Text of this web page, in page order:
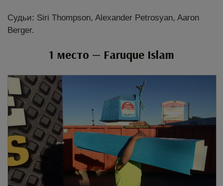
Судьи: Siri Thompson, Alexander Petrosyan, Aaron
Berger.
1 место — Faruque Islam